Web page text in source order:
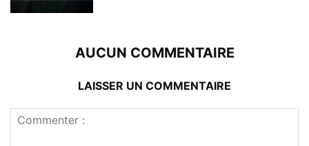
AUCUN COMMENTAIRE
LAISSER UN COMMENTAIRE